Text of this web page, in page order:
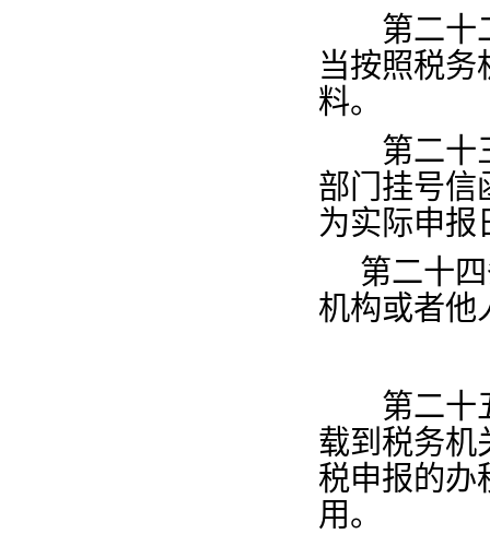
第二十
当按照税务
料。
第二十
部门挂号信
为实际申报
第二十
机构或者他
第二十
载到税务机
税申报的办
用。